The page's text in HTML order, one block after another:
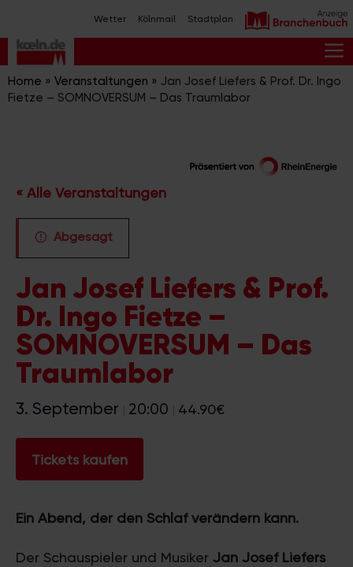
Inhalt
springen
Wetter Kölnmail Stadtplan
Home » Veranstaltungen » Jan Josef Liefers & Prof. Dr. Ingo
Fietze – SOMNOVERSUM – Das Traumlabor
« Alle Veranstaltungen
Abgesagt
Jan Josef Liefers & Prof.
Dr. Ingo Fietze –
SOMNOVERSUM – Das
Traumlabor
3. September 20:00 44.90€
Tickets kaufen
Ein Abend, der den Schlaf verändern kann.
Der Schauspieler und Musiker Jan Josef Liefers